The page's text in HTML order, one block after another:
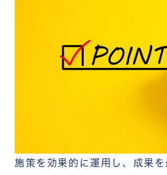
施策を効果的に運用し、成果